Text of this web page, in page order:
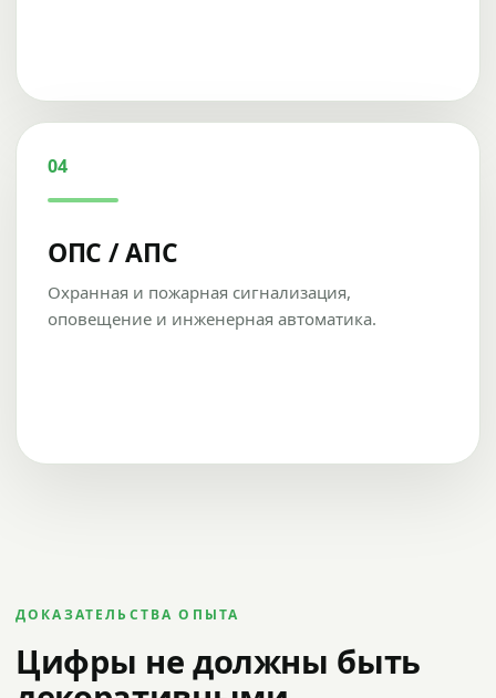
04
ОПС / АПС
Охранная и пожарная сигнализация,
оповещение и инженерная автоматика.
ДОКАЗАТЕЛЬСТВА ОПЫТА
Цифры не должны быть